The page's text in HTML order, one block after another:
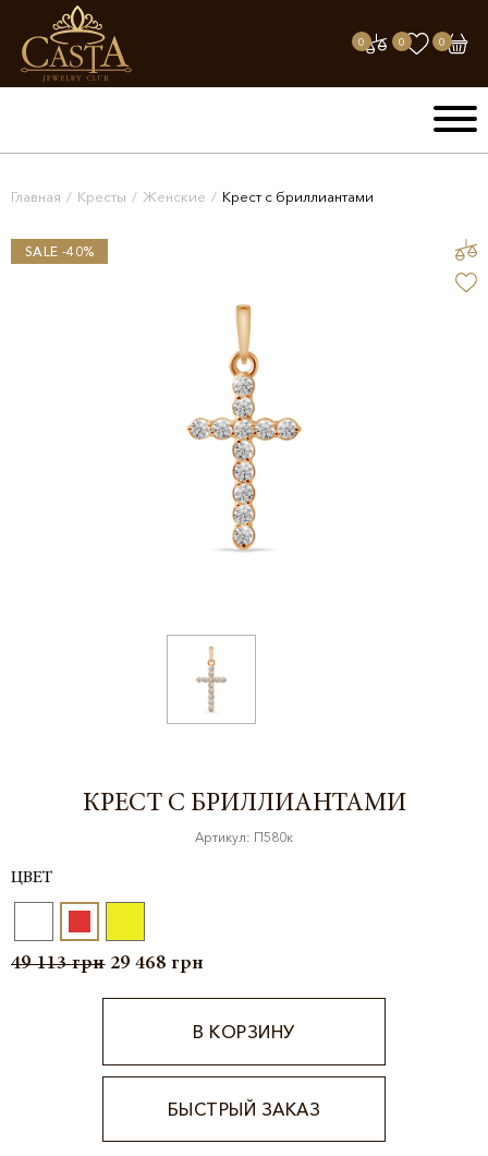
0 0 0
Главная / Кресты / Женские / Крест с бриллиантами
SALE -40%
КРЕСТ С БРИЛЛИАНТАМИ
Артикул: П580к
ЦВЕТ
49 113грн 29 468 грн
В КОРЗИНУ
БЫСТРЫЙ ЗАКАЗ